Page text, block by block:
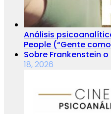
Análisis
People (“Gente
Sobre Frankenstein
18, 2026